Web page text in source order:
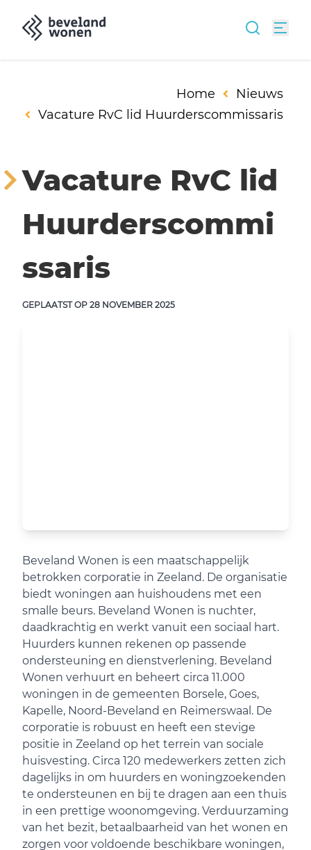
Home
Nieuws
Vacature RvC lid Huurderscommissaris
Vacature RvC lid
Huurderscommi
ssaris
GEPLAATST OP 28 NOVEMBER 2025
Beveland Wonen is een maatschappelijk
betrokken corporatie in Zeeland. De organisatie
biedt woningen aan huishoudens met een
smalle beurs. Beveland Wonen is nuchter,
daadkrachtig en werkt vanuit een sociaal hart.
Huurders kunnen rekenen op passende
ondersteuning en dienstverlening. Beveland
Wonen verhuurt en beheert circa 11.000
woningen in de gemeenten Borsele, Goes,
Kapelle, Noord-Beveland en Reimerswaal. De
corporatie is robuust en heeft een stevige
positie in Zeeland op het terrein van sociale
huisvesting. Circa 120 medewerkers zetten zich
dagelijks in om huurders en woningzoekenden
te ondersteunen en bij te dragen aan een thuis
in een prettige woonomgeving. Verduurzaming
van het bezit, betaalbaarheid van het wonen en
zorgen voor voldoende beschikbare woningen,